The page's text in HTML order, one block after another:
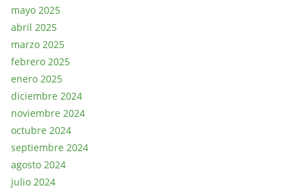
mayo 2025
abril 2025
marzo 2025
febrero 2025
enero 2025
diciembre 2024
noviembre 2024
octubre 2024
septiembre 2024
agosto 2024
julio 2024